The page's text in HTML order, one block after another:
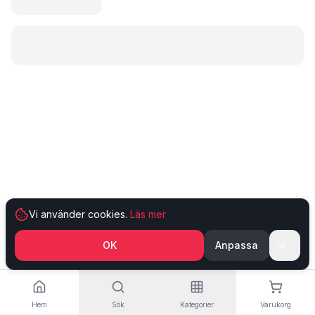
Hem Sök Kategorier Varukorg
Vi använder cookies. Läs mer
OK Anpassa